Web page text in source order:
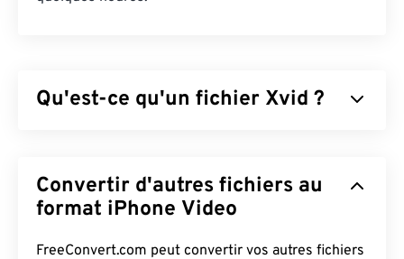
Qu'est-ce qu'un fichier Xvid ?
(une licence libre pour les logiciels), elle
implémente lanorme ISO MPEG-4
haut niveau de qualité. L'un des avantages des
Convertir d'autres fichiers au
format iPhone Video
FreeConvert.com peut convertir vos autres fichiers